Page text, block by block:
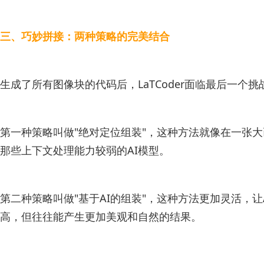
三、巧妙拼接：两种策略的完美结合
生成了所有图像块的代码后，LaTCoder面临最后一个
第一种策略叫做"绝对定位组装"，这种方法就像在一张
那些上下文处理能力较弱的AI模型。
第二种策略叫做"基于AI的组装"，这种方法更加灵活，
高，但往往能产生更加美观和自然的结果。